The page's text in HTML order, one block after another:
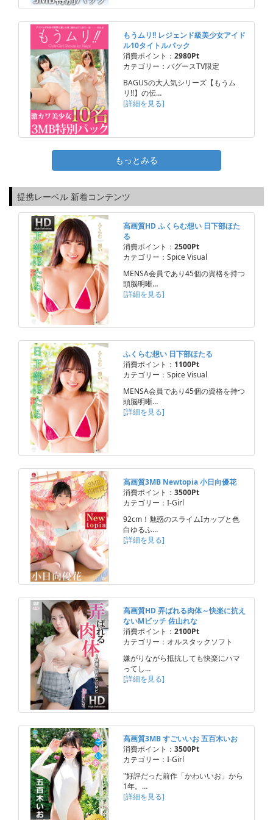
もうムリ!! レジェンド級美少女アイド
ル10タイトルパック
消費ポイント： 2980Pt
カテゴリー：バグースTV限定
BAGUSの大人気シリーズ【もうム
リ!!】の伝…
[詳細を見る]
もっとみる
提携レーベル 新着コンテンツ
高画質HD ふくらむ想い 日下部ほた
る
消費ポイント： 2500Pt
カテゴリー：Spice Visual
MENSA会員であり45個の資格を持つ
頭脳明晰…
[詳細を見る]
ふくらむ想い 日下部ほたる
消費ポイント： 1100Pt
カテゴリー：Spice Visual
MENSA会員であり45個の資格を持つ
頭脳明晰…
[詳細を見る]
高画質3MB Newtopia 小日向優花
消費ポイント： 3500Pt
カテゴリー：I-Girl
92cm！魅惑のスライムIカップと色
白ゆるふ…
[詳細を見る]
高画質HD 弄ばれる肉体～快楽に抗え
ないMビッチ 佐山れな
消費ポイント： 2100Pt
カテゴリー：オルスタックソフト
嫌がりながら抵抗しても快楽にハマ
ってし…
[詳細を見る]
高画質3MB すごいいお 五百木いお
消費ポイント： 3500Pt
カテゴリー：I-Girl
"好評だった前作「かわいいお」から
1年。…
[詳細を見る]